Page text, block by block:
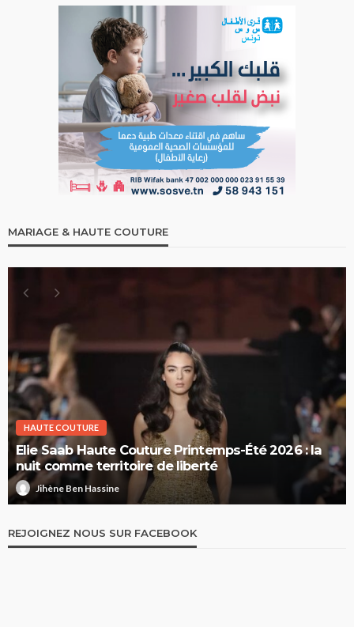
MARIAGE & HAUTE COUTURE
HAUTE COUTURE
Elie Saab Haute Couture Printemps-Été 2026 : la
nuit comme territoire de liberté
Jihène Ben Hassine
REJOIGNEZ NOUS SUR FACEBOOK